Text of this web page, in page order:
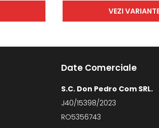
VEZI
Date Comerciale
S.C. Don Pedro Com SRL.
J40/15398/2023
RO5356743